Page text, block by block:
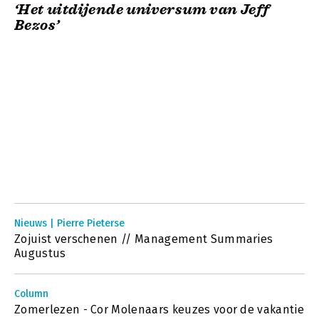
‘Het uitdijende universum van Jeff
Bezos’
Nieuws | Pierre Pieterse
Zojuist verschenen // Management Summaries
Augustus
Column
Zomerlezen - Cor Molenaars keuzes voor de vakantie